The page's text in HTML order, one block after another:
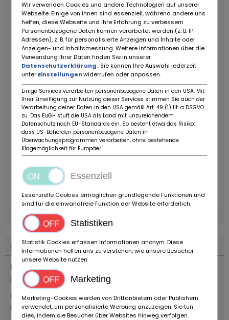
Standort
Land
Italien
Ort
Reggio Emilia
Wir verwenden Cookies und andere Technologien auf unserer
Webseite. Einige von ihnen sind essenziell, während andere uns
helfen, diese Webseite und Ihre Erfahrung zu verbessern.
Personenbezogene Daten können verarbeitet werden (z. B. IP-
Adressen), z. B. für personalisierte Anzeigen und Inhalte oder
Anzeigen- und Inhaltsmessung. Weitere Informationen über die
Verwendung Ihrer Daten finden Sie in unserer
Datenschutzerklärung. Sie können Ihre Auswahl jederzeit
unter Einstellungenwiderrufen oder anpassen.
Einige Services verarbeiten personenbezogene Daten in den USA. Mit
Ihrer Einwilligung zur Nutzung dieser Services stimmen Sie auch der
Verarbeitung deiner Daten in den USA gemäß Art. 49 (1) lit. a DSGVO
zu. Das EuGH stuft die USA als Land mit unzureichendem
Datenschutz nach EU-Standards ein. So besteht etwa das Risiko,
dass US-Behörden personenbezogene Daten in
Überwachungsprogrammen verarbeiten, ohne bestehende
Klagemöglichkeit für Europäer.
Essenziell
Essenzielle Cookies ermöglichen grundlegende Funktionen und
sind für die einwandfreie Funktion der Website erforderlich.
Statistiken
Statistik Cookies erfassen Informationen anonym. Diese
Informationen helfen uns zu verstehen, wie unsere Besucher
unsere Website nutzen.
Marketing
Marketing-Cookies werden von Drittanbietern oder Publishern
verwendet, um personalisierte Werbung anzuzeigen. Sie tun
dies, indem sie Besucher über Websites hinweg verfolgen.